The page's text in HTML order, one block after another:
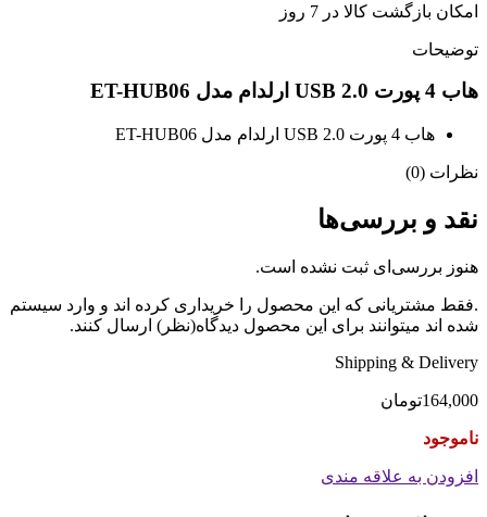
امکان بازگشت کالا در 7 روز
توضیحات
هاب 4 پورت USB 2.0 ارلدام مدل ET-HUB06
هاب 4 پورت USB 2.0 ارلدام مدل ET-HUB06
نظرات (0)
نقد و بررسی‌ها
هنوز بررسی‌ای ثبت نشده است.
.فقط مشتریانی که این محصول را خریداری کرده اند و وارد سیستم
شده اند میتوانند برای این محصول دیدگاه(نظر) ارسال کنند.
Shipping & Delivery
164,000تومان
ناموجود
افزودن به علاقه مندی